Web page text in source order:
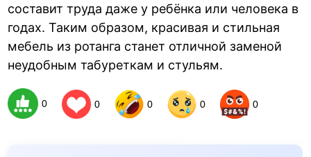
составит труда даже у ребёнка или человека в
годах. Таким образом, красивая и стильная
мебель из ротанга станет отличной заменой
неудобным табуреткам и стульям.
0 0 0 0 0